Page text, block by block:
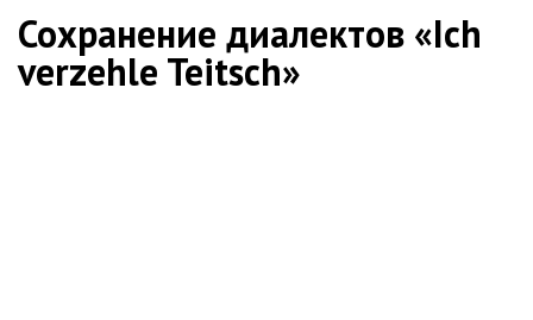
Сохранение диалектов «Ich
verzehle Teitsch»